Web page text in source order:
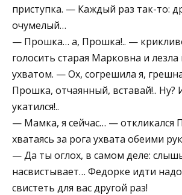
приступка. — Каждый раз так-то:
очумелый…
— Прошка… а, Прошка!.. —
голосить старая Марковна и лезла
ухватом. — Ох, согрешила я,
Прошка, отчаянный, вставай!..
укатился!..
— Мамка, я сейчас… — откликался
хватаясь за рога ухвата обеими
— Да ты оглох, в самом деле:
насвистывает… Федорке идти
свистеть для вас другой раз!